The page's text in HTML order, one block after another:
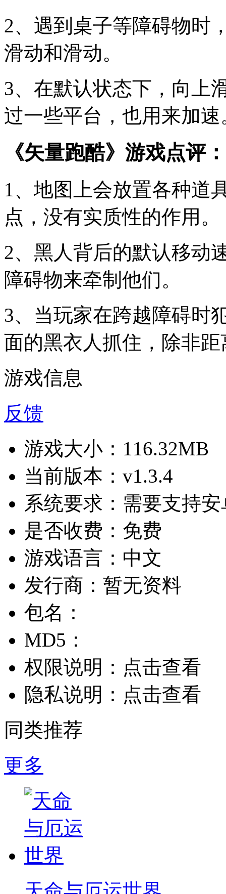
2、遇到桌子等障碍物时
滑动和滑动。
3、在默认状态下，向上
过一些平台，也用来加速
《矢量跑酷》游戏点评：
1、地图上会放置各种道
点，没有实质性的作用。
2、黑人背后的默认移动
障碍物来牵制他们。
3、当玩家在跨越障碍时
面的黑衣人抓住，除非
游戏信息
反馈
游戏大小： 116.32MB
当前版本： v1.3.4
系统要求： 需要支持
是否收费： 免费
游戏语言： 中文
发行商： 暂无资料
包名：
MD5：
权限说明： 点击查看
隐私说明： 点击查看
同类推荐
更多